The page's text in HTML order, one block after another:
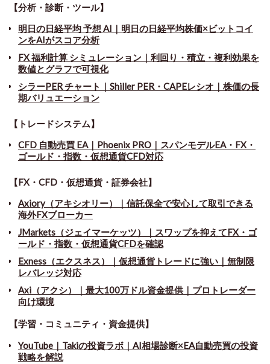
【分析・診断・ツール】
明日の日経平均 予想 AI｜明日の日経平均株価×ビットコイ
ンをAIがスコア分析
FX 福利計算 シミュレーション｜利回り・積立・複利効果を
数値とグラフで可視化
シラーPER チャート ｜ Shiller PER・CAPEレシオ｜株価の長
期バリュエーション
【トレードシステム】
CFD 自動売買 EA｜Phoenix PRO｜スパンモデルEA・FX・
ゴールド・指数・仮想通貨CFD対応
【FX・CFD・仮想通貨・証券会社】
Axiory（アキシオリー）｜信託保全で安心して取引できる
海外FXブローカー
JMarkets（ジェイマーケッツ）｜スワップを抑えてFX・ゴ
ールド・指数・仮想通貨CFDを確認
Exness（エクスネス）｜仮想通貨トレードに強い｜無制限
レバレッジ対応
Axi（アクシ）｜最大100万ドル資金提供｜プロトレーダー
向け環境
【学習・コミュニティ・資金提供】
YouTube｜Takiの投資ラボ｜AI相場診断×EA自動売買の投資
戦略を解説